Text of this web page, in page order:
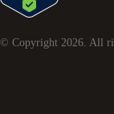
© Copyright 2026 . All